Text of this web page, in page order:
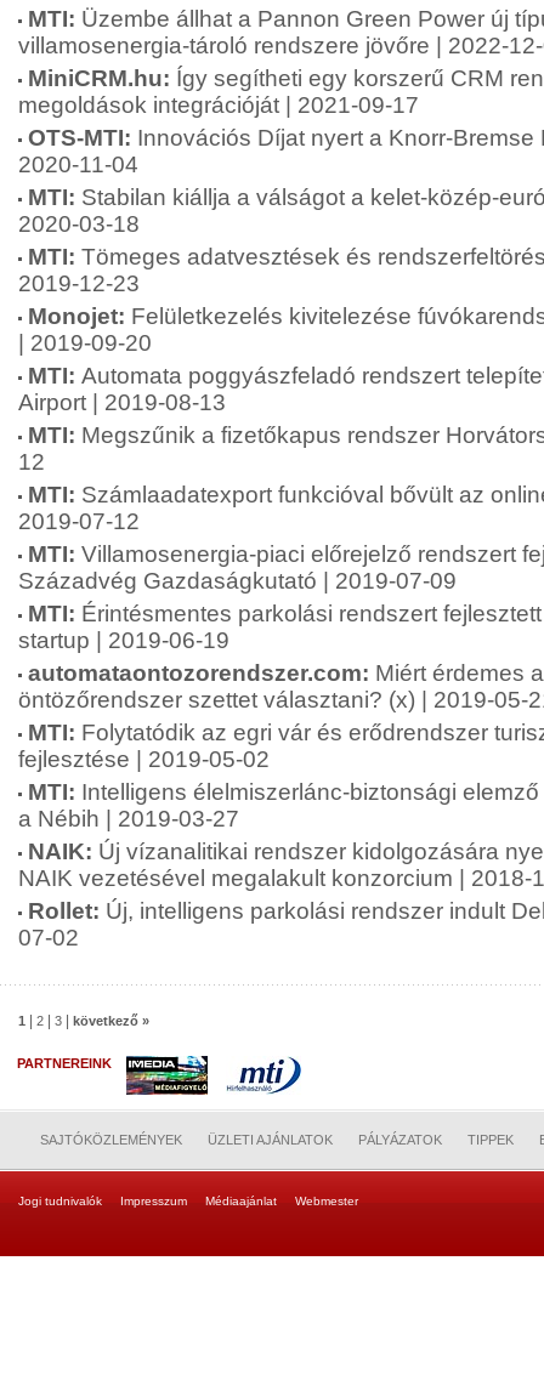
MTI: Üzembe állhat a Pannon Green Power új
villamosenergia-tároló rendszere jövőre | 2022-
MiniCRM.hu: Így segítheti egy korszerű CRM
megoldások integrációját | 2021-09-17
OTS-MTI: Innovációs Díjat nyert a Knorr-Bremse
2020-11-04
MTI: Stabilan kiállja a válságot a kelet-közép-
2020-03-18
MTI: Tömeges adatvesztések és
2019-12-23
Monojet: Felületkezelés kivitelezése
| 2019-09-20
MTI: Automata poggyászfeladó rendszert
Airport | 2019-08-13
MTI: Megszűnik a fizetőkapus rendszer
12
MTI: Számlaadatexport funkcióval bővült az
2019-07-12
MTI: Villamosenergia-piaci előrejelző rendszert
Századvég Gazdaságkutató | 2019-07-09
MTI: Érintésmentes parkolási rendszert
startup | 2019-06-19
automataontozorendszer.com: Miért érdemes
öntözőrendszer szettet választani? (x) | 2019-05-
MTI: Folytatódik az egri vár és erődrendszer
fejlesztése | 2019-05-02
MTI: Intelligens élelmiszerlánc-biztonsági
a Nébih | 2019-03-27
NAIK: Új vízanalitikai rendszer kidolgozására
NAIK vezetésével megalakult konzorcium | 2018-
Rollet: Új, intelligens parkolási rendszer indult
07-02
1 2 3 következő »
PARTNEREINK
SAJTÓKÖZLEMÉNYEK ÜZLETI AJÁNLATOK PÁLYÁZATOK TIPPEK
Jogi tudnivalók Impresszum Médiaajánlat Webmester